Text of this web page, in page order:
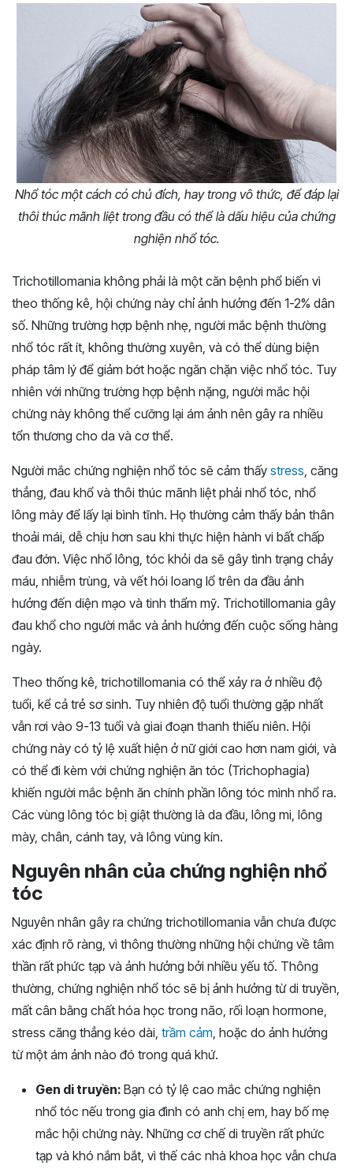
Nhổ tóc một cách có chủ đích, hay trong vô thức, để đáp lại
thôi thúc mãnh liệt trong đầu có thể là dấu hiệu của chứng
nghiện nhổ tóc.
Trichotillomania không phải là một căn bệnh phổ biến vì
theo thống kê, hội chứng này chỉ ảnh hưởng đến 1-2% dân
số. Những trường hợp bệnh nhẹ, người mắc bệnh thường
nhổ tóc rất ít, không thường xuyên, và có thể dùng biện
pháp tâm lý để giảm bớt hoặc ngăn chặn việc nhổ tóc. Tuy
nhiên với những trường hợp bệnh nặng, người mắc hội
chứng này không thể cưỡng lại ám ảnh nên gây ra nhiều
tổn thương cho da và cơ thể.
Người mắc chứng nghiện nhổ tóc sẽ cảm thấy stress, căng
thẳng, đau khổ và thôi thúc mãnh liệt phải nhổ tóc, nhổ
lông mày để lấy lại bình tĩnh. Họ thường cảm thấy bản thân
thoải mái, dễ chịu hơn sau khi thực hiện hành vi bất chấp
đau đớn. Việc nhổ lông, tóc khỏi da sẽ gây tình trạng chảy
máu, nhiễm trùng, và vết hói loang lổ trên da đầu ảnh
hưởng đến diện mạo và tinh thẩm mỹ. Trichotillomania gây
đau khổ cho người mắc và ảnh hưởng đến cuộc sống hàng
ngày.
Theo thống kê, trichotillomania có thể xảy ra ở nhiều độ
tuổi, kể cả trẻ sơ sinh. Tuy nhiên độ tuổi thường gặp nhất
vẫn rơi vào 9-13 tuổi và giai đoạn thanh thiếu niên. Hội
chứng này có tỷ lệ xuất hiện ở nữ giới cao hơn nam giới, và
có thể đi kèm với chứng nghiện ăn tóc (Trichophagia)
khiến người mắc bệnh ăn chính phần lông tóc mình nhổ ra.
Các vùng lông tóc bị giật thường là da đầu, lông mi, lông
mày, chân, cánh tay, và lông vùng kín.
Nguyên nhân của chứng nghiện nhổ
tóc
Nguyên nhân gây ra chứng trichotillomania vẫn chưa được
xác định rõ ràng, vì thông thường những hội chứng về tâm
thần rất phức tạp và ảnh hưởng bởi nhiều yếu tố. Thông
thường, chứng nghiện nhổ tóc sẽ bị ảnh hưởng từ di truyền,
mất cân bằng chất hóa học trong não, rối loạn hormone,
stress căng thẳng kéo dài, trầm cảm, hoặc do ảnh hưởng
từ một ám ảnh nào đó trong quá khứ.
Gen di truyền: Bạn có tỷ lệ cao mắc chứng nghiện
nhổ tóc nếu trong gia đình có anh chị em, hay bố mẹ
mắc hội chứng này. Những cơ chế di truyền rất phức
tạp và khó nắm bắt, vì thế các nhà khoa học vẫn chưa